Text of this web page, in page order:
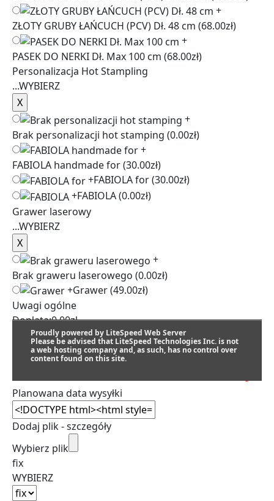
+
ZŁOTY GRUBY ŁAŃCUCH (PCV) Dł. 48 cm (68.00zł)
+
PASEK DO NERKI Dł. Max 100 cm (68.00zł)
Personalizacja Hot Stampling
...WYBIERZ
+
Brak personalizacji hot stamping (0.00zł)
+
FABIOLA handmade for(30.00zł)
+FABIOLA for(30.00zł)
+FABIOLA(0.00zł)
Grawer laserowy
...WYBIERZ
+
Brak graweru laserowego (0.00zł)
+Grawer(49.00zł)
Uwagi ogólne
Dopłata:0.00zł
Proudly powered by LiteSpeed Web Server
Please be advised that LiteSpeed Technologies Inc. is not
a web hosting company and, as such, has no control over
content found on this site.
Planowana data wysyłki
Dodaj plik - szczegóły
Wybierz plik
fix
WYBIERZ